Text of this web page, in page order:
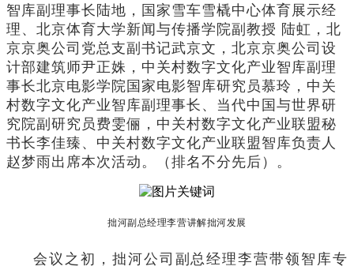
智库副理事长陆地，国家雪车雪橇中心体育展示经
理、北京体育大学新闻与传播学院副教授 陆虹，北
京京奥公司党总支副书记武京文，北京京奥公司设
计部建筑师尹正姝，中关村数字文化产业智库副理
事长北京电影学院国家电影智库研究员慕玲，中关
村数字文化产业智库副理事长、当代中国与世界研
究院副研究员费雯俪，中关村数字文化产业联盟秘
书长李佳臻、中关村数字文化产业联盟智库负责人
赵梦雨出席本次活动。（排名不分先后）。
拙河副总经理李营讲解拙河发展
会议之初，拙河公司副总经理李营带领智库专